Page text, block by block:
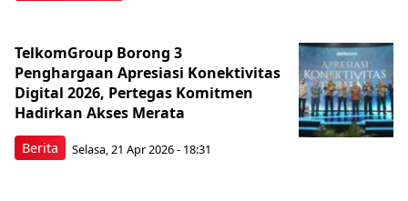
Berita
TelkomGroup Borong 3
Penghargaan Apresiasi Konektivitas
Digital 2026, Pertegas Komitmen
Hadirkan Akses Merata
Selasa, 21 Apr 2026 - 18:31